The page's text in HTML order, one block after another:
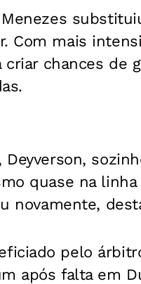
Com mais
chances de
quase na
novamente,
pelo
após falta em